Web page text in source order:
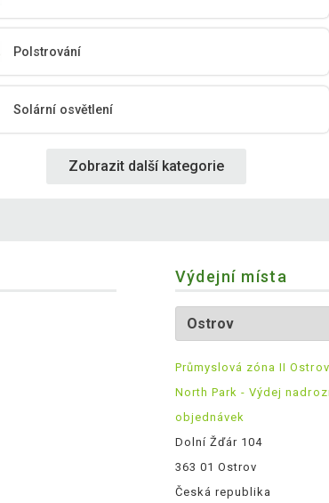
Polstrování
Solární osvětlení
Zobrazit další kategorie
Výdejní místa
Průmyslová zóna II
North Park - Výdej
objednávek
Dolní Žďár 104
363 01 Ostrov
Česká republika